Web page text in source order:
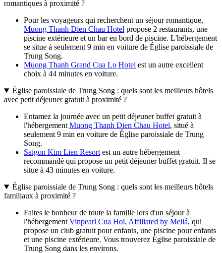
romantiques à proximité ?
Pour les voyageurs qui recherchent un séjour romantique,
Muong Thanh Dien Chau Hotel propose 2 restaurants, une
piscine extérieure et un bar en bord de piscine. L'hébergement
se situe à seulement 9 min en voiture de Église paroissiale de
Trung Song.
Muong Thanh Grand Cua Lo Hotel est un autre excellent
choix à 44 minutes en voiture.
Église paroissiale de Trung Song : quels sont les meilleurs hôtels
avec petit déjeuner gratuit à proximité ?
Entamez la journée avec un petit déjeuner buffet gratuit à
l'hébergement Muong Thanh Dien Chau Hotel, situé à
seulement 9 min en voiture de Église paroissiale de Trung
Song.
Saigon Kim Lien Resort est un autre hébergement
recommandé qui propose un petit déjeuner buffet gratuit. Il se
situe à 43 minutes en voiture.
Église paroissiale de Trung Song : quels sont les meilleurs hôtels
familiaux à proximité ?
Faites le bonheur de toute la famille lors d'un séjour à
l'hébergement Vinpearl Cua Hoi, Affiliated by Meliá, qui
propose un club gratuit pour enfants, une piscine pour enfants
et une piscine extérieure. Vous trouverez Église paroissiale de
Trung Song dans les environs.